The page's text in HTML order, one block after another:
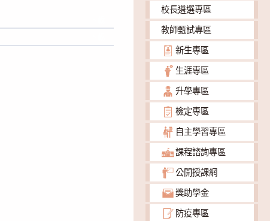
校長遴選專區
教師甄試專區
新生專區
生涯專區
升學專區
檢定專區
自主學習專區
課程諮詢專區
公開授課網
獎助學金
防疫專區